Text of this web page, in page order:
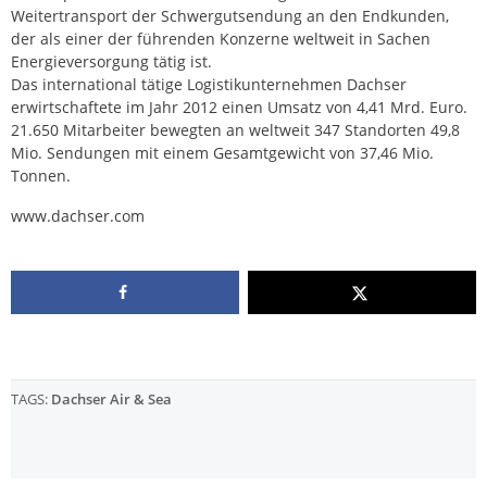
Weitertransport der Schwergutsendung an den Endkunden,
der als einer der führenden Konzerne weltweit in Sachen
Energieversorgung tätig ist.
Das international tätige Logistikunternehmen Dachser
erwirtschaftete im Jahr 2012 einen Umsatz von 4,41 Mrd. Euro.
21.650 Mitarbeiter bewegten an weltweit 347 Standorten 49,8
Mio. Sendungen mit einem Gesamtgewicht von 37,46 Mio.
Tonnen.
www.dachser.com
TAGS: Dachser Air & Sea